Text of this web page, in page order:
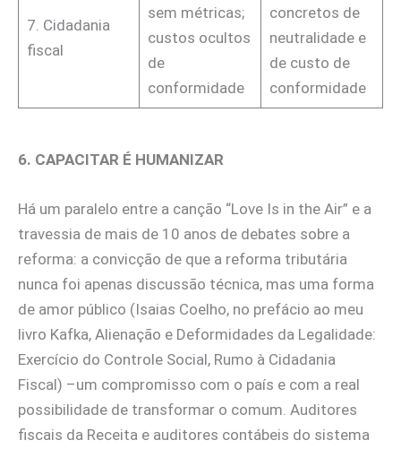
7. Cidadania
fiscal
sem métricas;
custos ocultos
de
conformidade
concretos de
neutralidade e
de custo de
conformidade
6. CAPACITAR É HUMANIZAR
Há um paralelo entre a canção “Love Is in the Air” e a
travessia de mais de 10 anos de debates sobre a
reforma: a convicção de que a reforma tributária
nunca foi apenas discussão técnica, mas uma forma
de amor público (Isaias Coelho, no prefácio ao meu
livro Kafka, Alienação e Deformidades da Legalidade:
Exercício do Controle Social, Rumo à Cidadania
Fiscal) –um compromisso com o país e com a real
possibilidade de transformar o comum. Auditores
fiscais da Receita e auditores contábeis do sistema